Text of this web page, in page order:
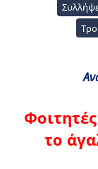
το